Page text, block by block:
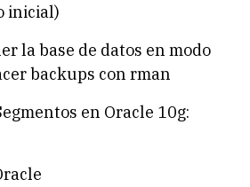
inicial)
la base de datos en modo
backups con rman
en Oracle 10g: